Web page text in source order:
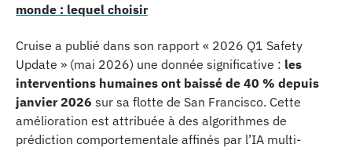
monde : lequel choisir
Cruise a publié dans son rapport « 2026 Q1 Safety
Update » (mai 2026) une donnée significative : les
interventions humaines ont baissé de 40 % depuis
janvier 2026 sur sa flotte de San Francisco. Cette
amélioration est attribuée à des algorithmes de
prédiction comportementale affinés par l’IA multi-